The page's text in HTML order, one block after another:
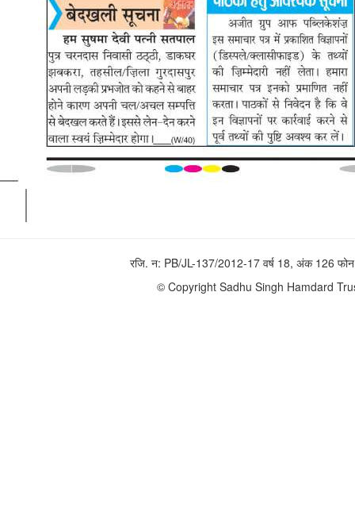
रजि. न: PB/JL-137/2012-17 वर्ष 18, अंक 126
© Copyright Sadhu Singh Hamdard